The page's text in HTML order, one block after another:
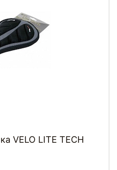
Седельная покрышка VELO LITE TECH